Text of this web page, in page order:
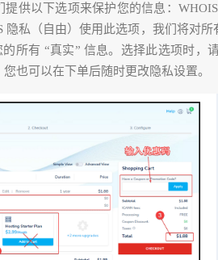
提供以下选项来保护您的信息：
隐私（自由）使用此选项，我们将对
的所有 “真实” 信息。选择此选项时，
也可以在下单后随时更改隐私设置。